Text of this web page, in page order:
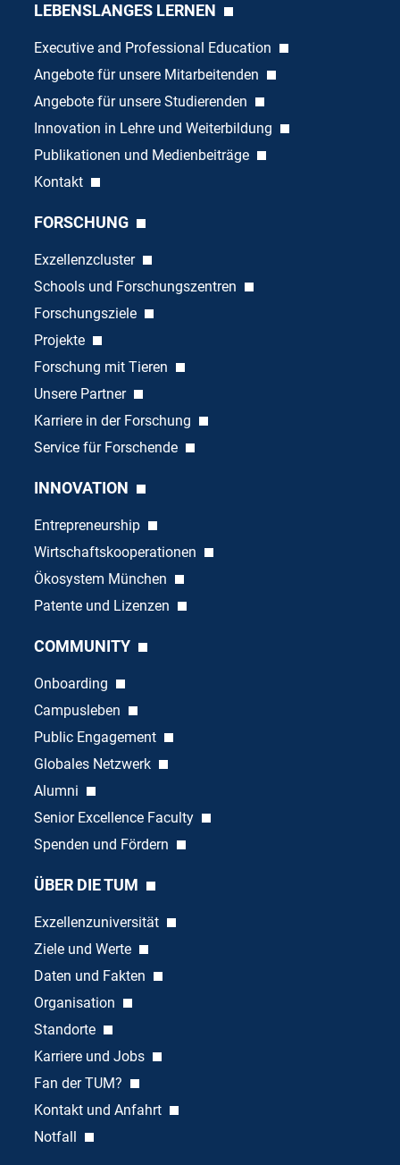
LEBENSLANGES LERNEN
Executive and Professional Education
Angebote für unsere Mitarbeitenden
Angebote für unsere Studierenden
Innovation in Lehre und Weiterbildung
Publikationen und Medienbeiträge
Kontakt
FORSCHUNG
Exzellenzcluster
Schools und Forschungszentren
Forschungsziele
Projekte
Forschung mit Tieren
Unsere Partner
Karriere in der Forschung
Service für Forschende
INNOVATION
Entrepreneurship
Wirtschaftskooperationen
Ökosystem München
Patente und Lizenzen
COMMUNITY
Onboarding
Campusleben
Public Engagement
Globales Netzwerk
Alumni
Senior Excellence Faculty
Spenden und Fördern
ÜBER DIE TUM
Exzellenzuniversität
Ziele und Werte
Daten und Fakten
Organisation
Standorte
Karriere und Jobs
Fan der TUM?
Kontakt und Anfahrt
Notfall